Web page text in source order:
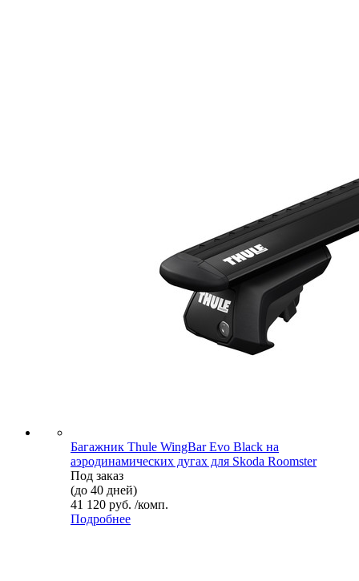
Багажник Thule WingBar Evo Black на
аэродинамических дугах для Skoda Roomster
Под заказ
(до 40 дней)
41 120 руб. /комп.
Подробнее